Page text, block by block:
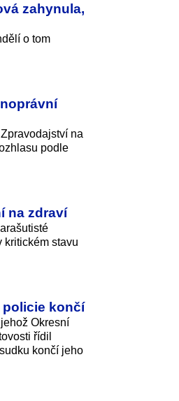
zahynula,
o tom
na
podle
na zdraví
kritickém stavu
policie končí
Okresní
řídil
končí jeho